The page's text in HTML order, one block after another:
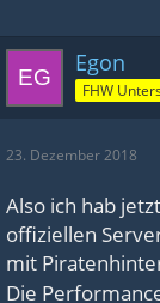
Egon
FHW
23. Dezember 2018
Also ich hab
offiziellen
mit
Die